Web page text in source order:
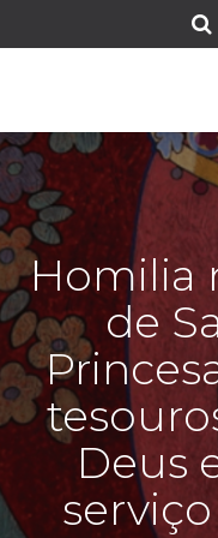
Homilia
de
Deus